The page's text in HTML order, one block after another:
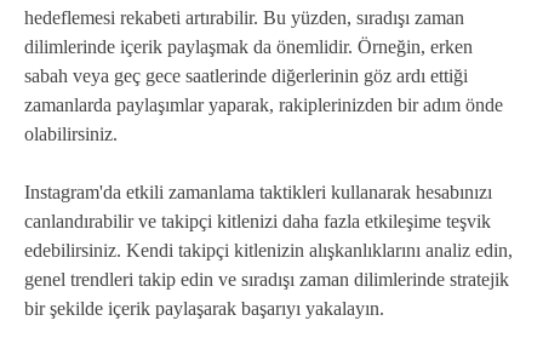
hedeflemesi rekabeti artırabilir. Bu yüzden, sıradışı zaman
dilimlerinde içerik paylaşmak da önemlidir. Örneğin, erken
sabah veya geç gece saatlerinde diğerlerinin göz ardı ettiği
zamanlarda paylaşımlar yaparak, rakiplerinizden bir adım önde
olabilirsiniz.
Instagram'da etkili zamanlama taktikleri kullanarak hesabınızı
canlandırabilir ve takipçi kitlenizi daha fazla etkileşime teşvik
edebilirsiniz. Kendi takipçi kitlenizin alışkanlıklarını analiz edin,
genel trendleri takip edin ve sıradışı zaman dilimlerinde stratejik
bir şekilde içerik paylaşarak başarıyı yakalayın.